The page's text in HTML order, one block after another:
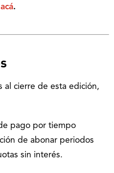
.
al cierre de esta edición,
pago por tiempo
de abonar periodos
sin interés.